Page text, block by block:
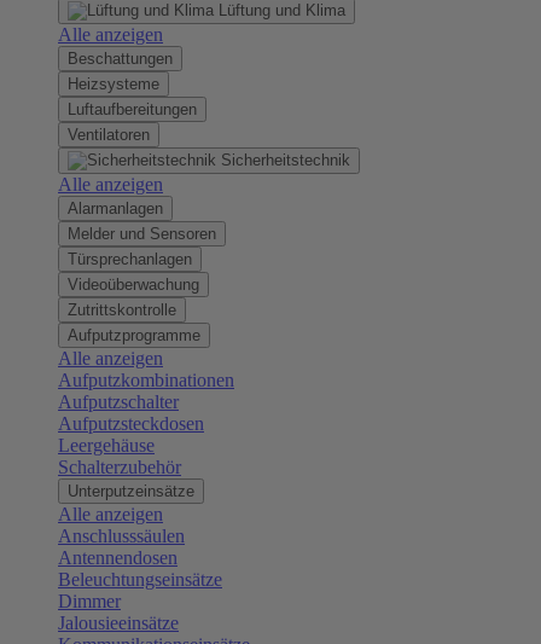
Lüftung und Klima
Alle anzeigen
Beschattungen
Heizsysteme
Luftaufbereitungen
Ventilatoren
Sicherheitstechnik
Alle anzeigen
Alarmanlagen
Melder und Sensoren
Türsprechanlagen
Videoüberwachung
Zutrittskontrolle
Aufputzprogramme
Alle anzeigen
Aufputzkombinationen
Aufputzschalter
Aufputzsteckdosen
Leergehäuse
Schalterzubehör
Unterputzeinsätze
Alle anzeigen
Anschlusssäulen
Antennendosen
Beleuchtungseinsätze
Dimmer
Jalousieeinsätze